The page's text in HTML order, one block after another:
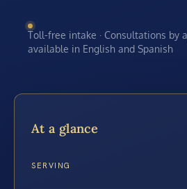
Toll-free intake · Consultations by
available in English and Spanish
At a glance
SERVING